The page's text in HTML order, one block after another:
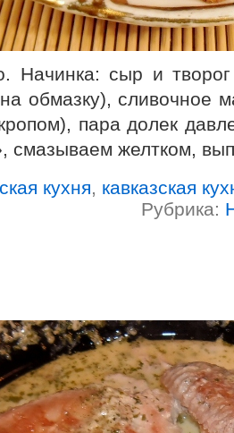
Начинка: сыр и
обмазку), сливочное
пара долек
смазываем желтком,
кухня, кавказская
Рубрика: